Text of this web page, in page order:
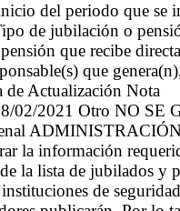
del periodo que se
de jubilación o
que recibe
que
de Actualización Nota
02/2021 Otro NO SE
la información
la lista de jubilados y
de